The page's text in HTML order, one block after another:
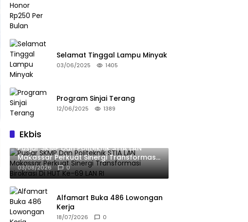
Selamat Tinggal Lampu Minyak
03/06/2025 1405
Program Sinjai Terang
12/06/2025 1389
Ekbis
Pusjar SKMP Dan Politeknik STIA LAN
Makassar Perkuat Sinergi Transformasi
Birokrasi Di HUT Ke-69 LAN RI
03/08/2026 0
Alfamart Buka 486 Lowongan
Kerja
18/07/2026 0